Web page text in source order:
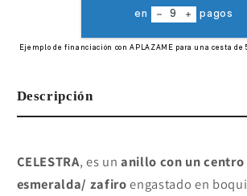
Descripción
CELESTRA, es unanillo con un centro
esmeralda/ zafiroengastado en